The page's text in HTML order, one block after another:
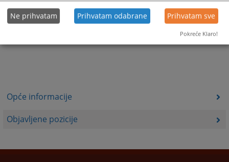
Opće informacije
Objavljene pozicije
Ne prihvatam Prihvatam odabrane Prihvatam sve
Pokreće Klaro!